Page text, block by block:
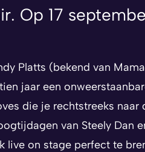
Op 17
Platts (bekend van
jaar een
die je rechtstreeks naar
van Steely Dan
live on stage perfect te